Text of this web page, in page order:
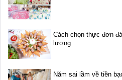
Cách chọn thực đơn
lượng
Năm sai lầm về tiền